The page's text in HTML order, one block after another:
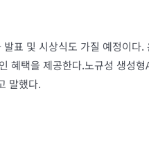
표 및 시상식도 가질 예정이
혜택을 제공한다.노규성 생성
말했다.